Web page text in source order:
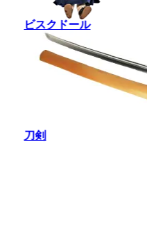
ビスクドール
刀剣